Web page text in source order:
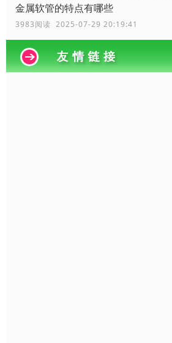
金属软管的特点有哪些
3983阅读 2025-07-29 20:19:41